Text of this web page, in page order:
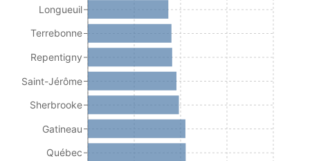
Longueuil
Terrebonne
Repentigny
Saint-Jérôme
Sherbrooke
Gatineau
Québec